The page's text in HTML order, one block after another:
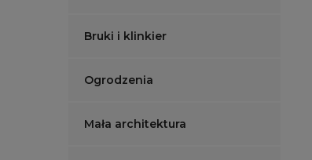
Bruki i klinkier
Ogrodzenia
Mała architektura